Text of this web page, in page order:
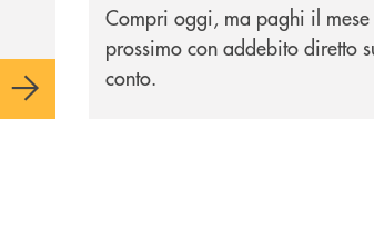
Compri oggi, ma paghi il mese
prossimo con addebito diretto
conto.